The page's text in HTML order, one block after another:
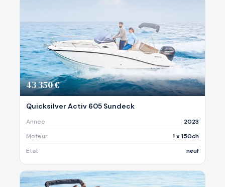
43 350 €
Quicksilver Activ 605 Sundeck
Annee
2023
Moteur
1 x 150ch
Etat
neuf